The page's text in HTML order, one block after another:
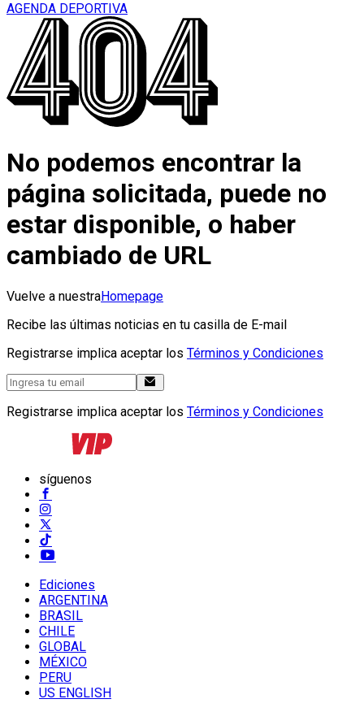
AGENDA DEPORTIVA
No podemos encontrar la
página solicitada, puede no
estar disponible, o haber
cambiado de URL
Vuelve a nuestraHomepage
Recibe las últimas noticias en tu casilla de E-mail
Registrarse implica aceptar los Términos y Condiciones
Registrarse implica aceptar los Términos y Condiciones
síguenos
Ediciones
ARGENTINA
BRASIL
CHILE
GLOBAL
MÉXICO
PERU
US ENGLISH